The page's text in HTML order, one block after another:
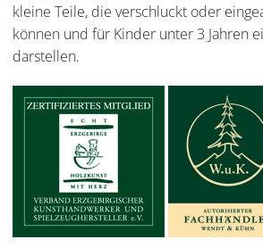
kleine Teile, die verschluckt oder
können und für Kinder unter 3 Jahren
darstellen.